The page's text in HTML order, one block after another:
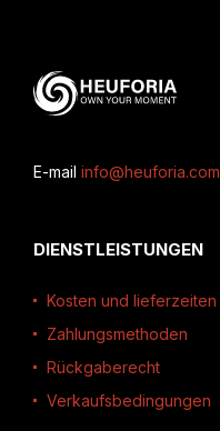
E-mail info@heuforia.com
DIENSTLEISTUNGEN
Kosten und lieferzeiten
Zahlungsmethoden
Rückgaberecht
Verkaufsbedingungen